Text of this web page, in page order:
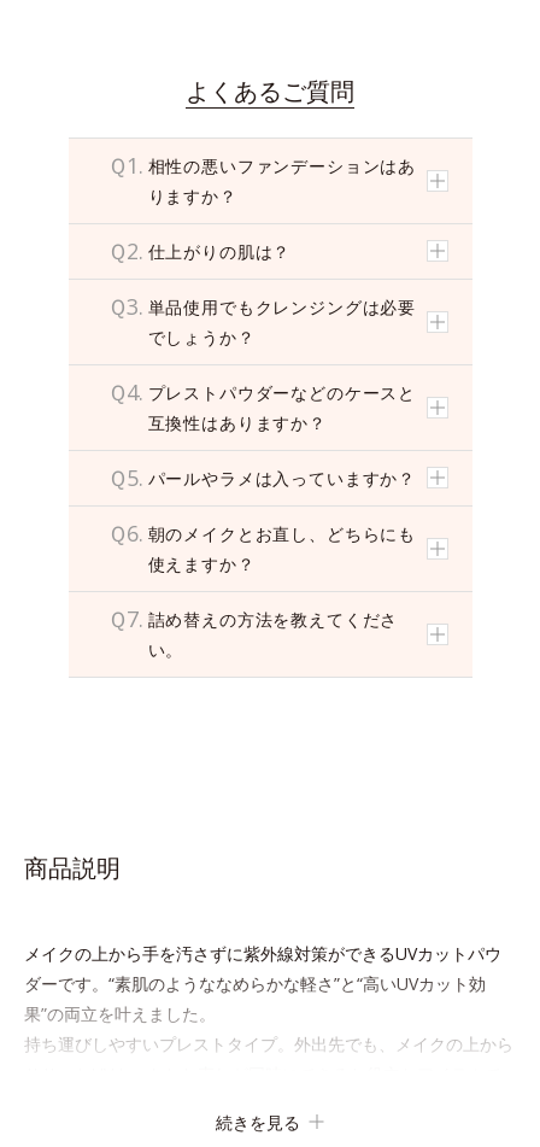
よくあるご質問
Ｑ1. 相性の悪いファンデーションはあ
りますか？
Ｑ2. 仕上がりの肌は？
Ｑ3. 単品使用でもクレンジングは必要
でしょうか？
Ｑ4. プレストパウダーなどのケースと
互換性はありますか？
Ｑ5. パールやラメは入っていますか？
Ｑ6. 朝のメイクとお直し、どちらにも
使えますか？
Ｑ7. 詰め替えの方法を教えてくださ
い。
商品説明
メイクの上から手を汚さずに紫外線対策ができるUVカットパウ
ダーです。“素肌のようななめらかな軽さ”と“高いUVカット効
果”の両立を叶えました。
持ち運びしやすいプレストタイプ。外出先でも、メイクの上から
毛穴や色ムラをカバーしながらも、素肌のような透明美肌を叶え
続きを見る